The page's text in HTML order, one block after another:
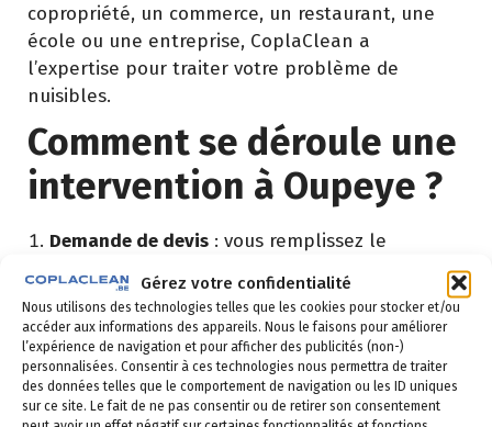
Gérez votre confidentialité
Nous utilisons des technologies telles que les cookies pour stocker et/ou
accéder aux informations des appareils. Nous le faisons pour améliorer
l’expérience de navigation et pour afficher des publicités (non-)
personnalisées. Consentir à ces technologies nous permettra de traiter
des données telles que le comportement de navigation ou les ID uniques
sur ce site. Le fait de ne pas consentir ou de retirer son consentement
copropriété, un commerce, un restaurant, une
école ou une entreprise, CoplaClean a
l’expertise pour traiter votre problème de
nuisibles.
Comment se déroule une
intervention à Oupeye ?
Demande de devis : vous remplissez le
formulaire ci-dessous ou vous nous appelez au
02 523 21 89. Réponse sous 24h.
Diagnostic gratuit: notre technicien vient
identifier la nuisance et son origine.
Intervention ciblée: traitement adapté,